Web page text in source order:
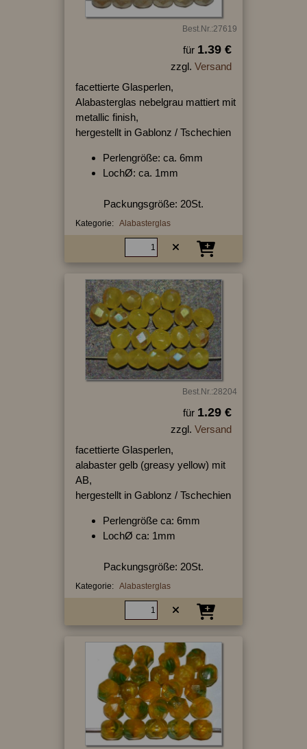
Best.Nr.:27619
für 1.39 €
zzgl. Versand
facettierte Glasperlen,
Alabasterglas nebelgrau mattiert mit
metallic finish,
hergestellt in Gablonz / Tschechien
Perlengröße: ca. 6mm
LochØ: ca. 1mm
Packungsgröße: 20St.
Kategorie: Alabasterglas
Best.Nr.:28204
für 1.29 €
zzgl. Versand
facettierte Glasperlen,
alabaster gelb (greasy yellow) mit
AB,
hergestellt in Gablonz / Tschechien
Perlengröße ca: 6mm
LochØ ca: 1mm
Packungsgröße: 20St.
Kategorie: Alabasterglas